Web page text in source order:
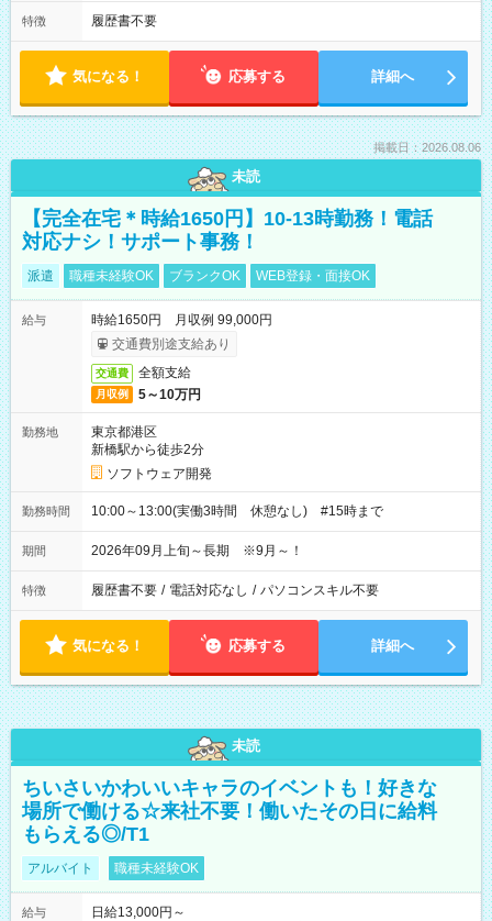
特徴 履歴書不要
気になる！ 応募する 詳細へ
掲載日：2026.08.06
未読
【完全在宅＊時給1650円】10-13時勤務！電話
対応ナシ！サポート事務！
派遣 職種未経験OK ブランクOK WEB登録・面接OK
給与
時給1650円 月収例 99,000円
交通費別途支給あり
交通費 全額支給
月収例 5～10万円
勤務地
東京都港区
新橋駅から徒歩2分
ソフトウェア開発
勤務時間 10:00～13:00(実働3時間 休憩なし) #15時まで
期間 2026年09月上旬～長期 ※9月～！
特徴 履歴書不要 / 電話対応なし / パソコンスキル不要
気になる！ 応募する 詳細へ
未読
ちいさいかわいいキャラのイベントも！好きな
場所で働ける☆来社不要！働いたその日に給料
もらえる◎/T1
アルバイト 職種未経験OK
給与
日給13,000円～